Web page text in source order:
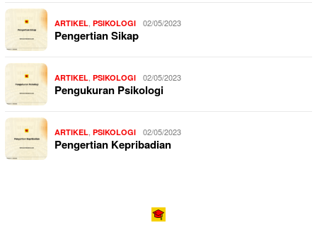
ARTIKEL, PSIKOLOGI 02/05/2023
Pengertian Sikap
ARTIKEL, PSIKOLOGI 02/05/2023
Pengukuran Psikologi
ARTIKEL, PSIKOLOGI 02/05/2023
Pengertian Kepribadian